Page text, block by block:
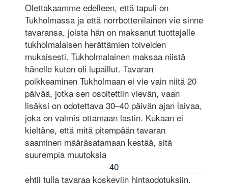
Olettakaamme edelleen, että tapuli on
Tukholmassa ja että norrbottenilainen vie sinne
tavaransa, joista hän on maksanut tuottajalle
tukholmalaisen herättämien toiveiden
mukaisesti. Tukholmalainen maksaa niistä
hänelle kuten oli lupaillut. Tavaran
poikkeaminen Tukholmaan ei vie vain niitä 20
päivää, jotka sen osoitettiin vievän, vaan
lisäksi on odotettava 30–40 päivän ajan laivaa,
joka on valmis ottamaan lastin. Kukaan ei
kieltäne, että mitä pitempään tavaran
saaminen määräsatamaan kestää, sitä
suurempia muutoksia
40
ehtii tulla tavaraa koskeviin hintaodotuksiin.